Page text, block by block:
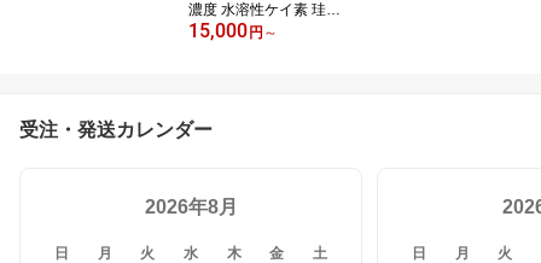
濃度 水溶性ケイ素 珪素
の光 1000ccお得版特価1
よりケイ素濃度は10,000
ppm超 シリカ水 ケイ素
トOK ギフト最適 日本製
15,000 円 ～
受注・発送カレンダー
2026年8月
日 月 火 水 木 金 土 日 月 火